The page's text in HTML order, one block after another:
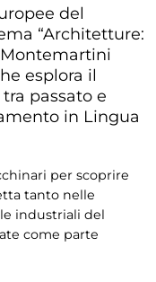
del
“Architetture:
Montemartini
esplora il
passato e
in Lingua
per scoprire
tanto nelle
industriali del
come parte